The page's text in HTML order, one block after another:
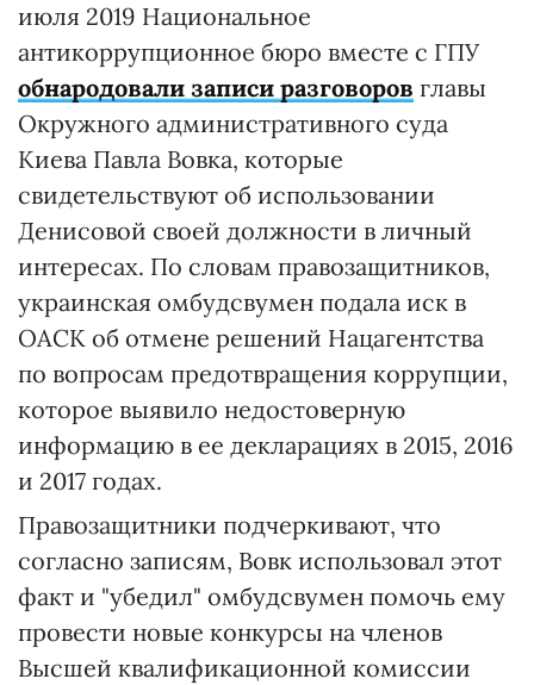
июля 2019 Национальное
антикоррупционное бюро вместе с ГПУ
обнародовали записи разговоров главы
Окружного административного суда
Киева Павла Вовка, которые
свидетельствуют об использовании
Денисовой своей должности в личный
интересах. По словам правозащитников,
украинская омбудсвумен подала иск в
ОАСК об отмене решений Нацагентства
по вопросам предотвращения коррупции,
которое выявило недостоверную
информацию в ее декларациях в 2015, 2016
и 2017 годах.
Правозащитники подчеркивают, что
согласно записям, Вовк использовал этот
факт и "убедил" омбудсвумен помочь ему
провести новые конкурсы на членов
Высшей квалификационной комиссии